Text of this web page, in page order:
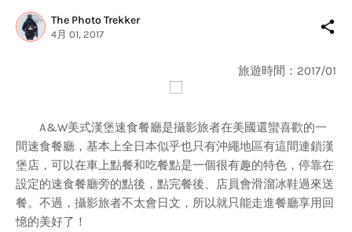
The Photo Trekker
4月 01, 2017
旅遊時間：2017/01
A&W美式漢堡速食餐廳是攝影旅者在美國還蠻喜歡的一
間速食餐廳，基本上全日本似乎也只有沖繩地區有這間連鎖漢
堡店，可以在車上點餐和吃餐點是一個很有趣的特色，停靠在
設定的速食餐廳旁的點後，點完餐後、店員會滑溜冰鞋過來送
餐。不過，攝影旅者不太會日文，所以就只能走進餐廳享用回
憶的美好了！